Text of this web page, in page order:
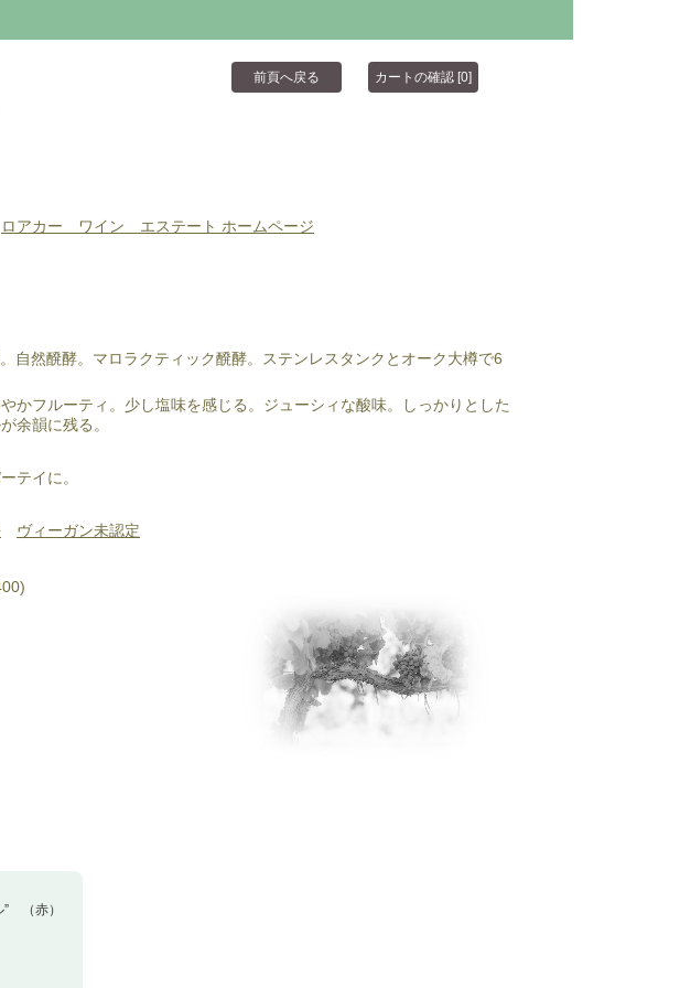
ロアカー ワイン エステート ホームページ
自然醗酵。マロラクティック醗酵。ステンレスタンクとオーク大樽で6
かフルーティ。少し塩味を感じる。ジューシィな酸味。しっかりとした
余韻に残る。
テイに。
ヴィーガン未認定
（赤）